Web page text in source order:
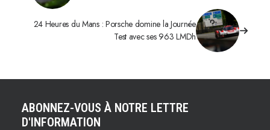
24 Heures du Mans : Porsche domine la Journée
Test avec ses 963 LMDh
ABONNEZ-VOUS À NOTRE LETTRE
D'INFORMATION